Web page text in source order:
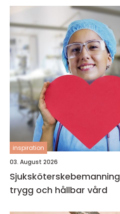
inspiration
03. August 2026
Sjuksköterskebemanning en nyckelfråga för
trygg och hållbar vård